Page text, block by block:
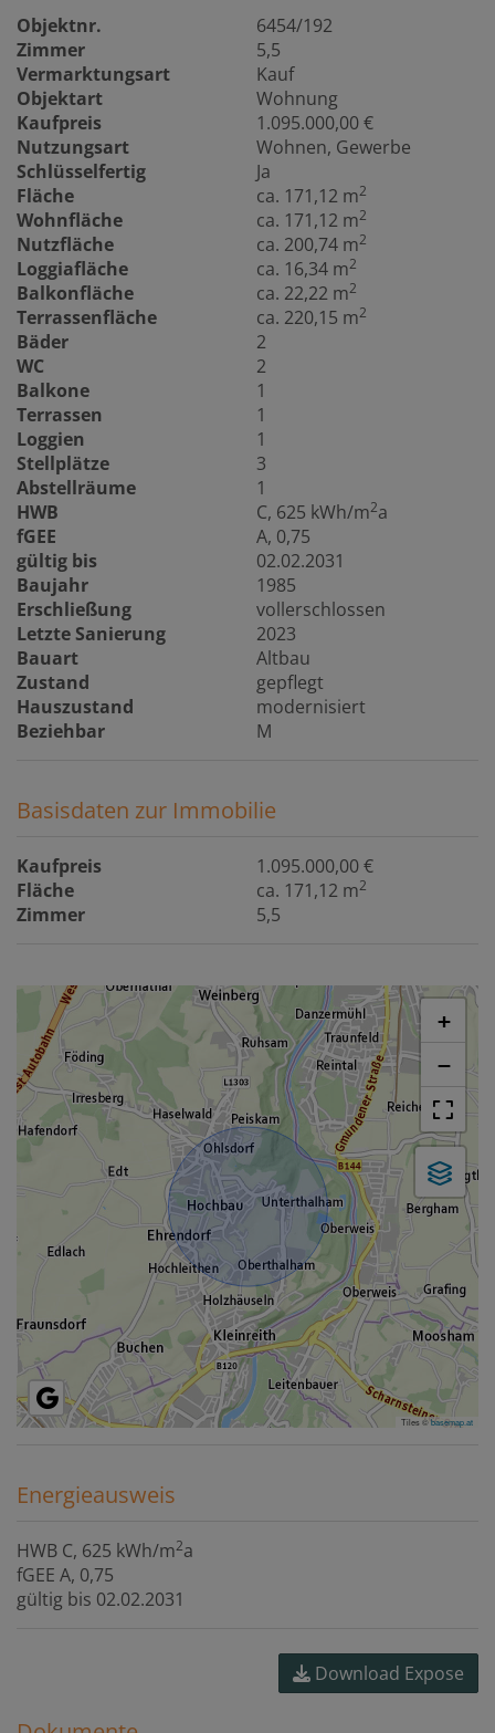
Objektnr.
6454/192
Zimmer
5,5
Vermarktungsart
Kauf
Objektart
Wohnung
Kaufpreis
1.095.000,00 €
Nutzungsart
Wohnen Gewerbe
Schlüsselfertig
Ja
Fläche
ca. 171,12 m2
Wohnfläche ca. 171,12 m2
Nutzfläche ca. 200,74 m2
Loggiafläche ca. 16,34 m2
Balkonfläche ca. 22,22 m2
Terrassenfläche ca. 220,15 m2
Bäder
2
WC
2
Balkone
1
Terrassen
1
Loggien
1
Stellplätze
3
Abstellräume
1
HWB
C, 625 kWh/m2a
fGEE
A, 0,75
gültig bis
02.02.2031
Baujahr
1985
Erschließung
vollerschlossen
Letzte Sanierung
2023
Bauart
Altbau
Zustand
gepflegt
Hauszustand
modernisiert
Beziehbar
M
Basisdaten zur Immobilie
Kaufpreis
1.095.000,00 €
Fläche
ca. 171,12 m2
Zimmer 5,5
+
−
Tiles ©basemap.at
Energieausweis
HWB C, 625 kWh/m2a
fGEE A, 0,75
gültig bis 02.02.2031
Download Expose